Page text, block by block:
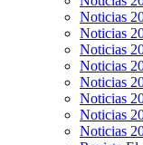
Noticias
Noticias
Noticias
Noticias
Noticias
Noticias
Noticias
Noticias